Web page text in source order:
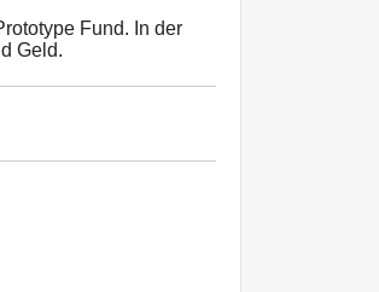
Fund. In der
Geld.